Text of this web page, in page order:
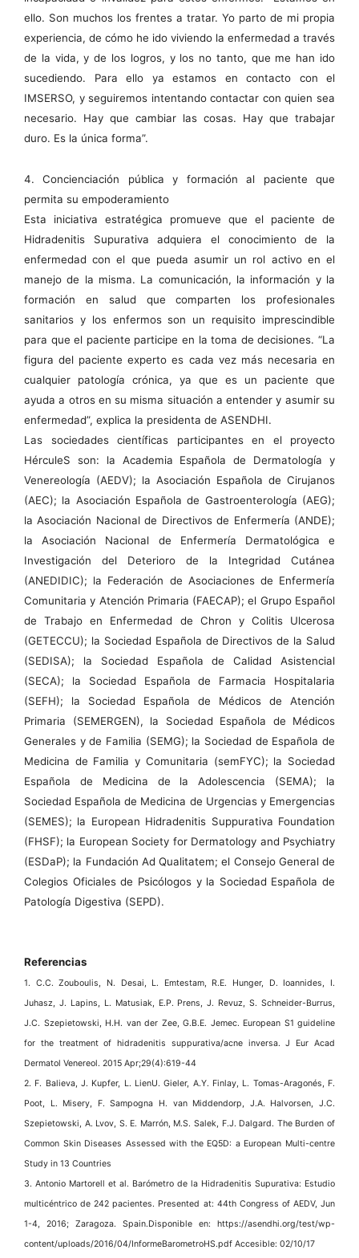
ello. Son muchos los frentes a tratar. Yo parto de mi propia
experiencia, de cómo he ido viviendo la enfermedad a través
de la vida, y de los logros, y los no tanto, que me han ido
sucediendo. Para ello ya estamos en contacto con el
IMSERSO, y seguiremos intentando contactar con quien sea
necesario. Hay que cambiar las cosas. Hay que trabajar
duro. Es la única forma”.
4. Concienciación pública y formación al paciente que
permita su empoderamiento
Esta iniciativa estratégica promueve que el paciente de
Hidradenitis Supurativa adquiera el conocimiento de la
enfermedad con el que pueda asumir un rol activo en el
manejo de la misma. La comunicación, la información y la
formación en salud que comparten los profesionales
sanitarios y los enfermos son un requisito imprescindible
para que el paciente participe en la toma de decisiones. “La
figura del paciente experto es cada vez más necesaria en
cualquier patología crónica, ya que es un paciente que
ayuda a otros en su misma situación a entender y asumir su
enfermedad”, explica la presidenta de ASENDHI.
Las sociedades científicas participantes en el proyecto
HérculeS son: la Academia Española de Dermatología y
Venereología (AEDV); la Asociación Española de Cirujanos
(AEC); la Asociación Española de Gastroenterología (AEG);
la Asociación Nacional de Directivos de Enfermería (ANDE);
la Asociación Nacional de Enfermería Dermatológica e
Investigación del Deterioro de la Integridad Cutánea
(ANEDIDIC); la Federación de Asociaciones de Enfermería
Comunitaria y Atención Primaria (FAECAP); el Grupo Español
de Trabajo en Enfermedad de Chron y Colitis Ulcerosa
(GETECCU); la Sociedad Española de Directivos de la Salud
(SEDISA); la Sociedad Española de Calidad Asistencial
(SECA); la Sociedad Española de Farmacia Hospitalaria
(SEFH); la Sociedad Española de Médicos de Atención
Primaria (SEMERGEN), la Sociedad Española de Médicos
Generales y de Familia (SEMG); la Sociedad de Española de
Medicina de Familia y Comunitaria (semFYC); la Sociedad
Española de Medicina de la Adolescencia (SEMA); la
Sociedad Española de Medicina de Urgencias y Emergencias
(SEMES); la European Hidradenitis Suppurativa Foundation
(FHSF); la European Society for Dermatology and Psychiatry
(ESDaP); la Fundación Ad Qualitatem; el Consejo General de
Colegios Oficiales de Psicólogos y la Sociedad Española de
Patología Digestiva (SEPD).
Referencias
1. C.C. Zouboulis, N. Desai, L. Emtestam, R.E. Hunger, D. Ioannides, I.
Juhasz, J. Lapins, L. Matusiak, E.P. Prens, J. Revuz, S. Schneider-Burrus,
J.C. Szepietowski, H.H. van der Zee, G.B.E. Jemec. European S1 guideline
for the treatment of hidradenitis suppurativa/acne inversa. J Eur Acad
Dermatol Venereol. 2015 Apr;29(4):619-44
2. F. Balieva, J. Kupfer, L. LienU. Gieler, A.Y. Finlay, L. Tomas-Aragonés, F.
Poot, L. Misery, F. Sampogna H. van Middendorp, J.A. Halvorsen, J.C.
Szepietowski, A. Lvov, S. E. Marrón, M.S. Salek, F.J. Dalgard. The Burden of
Common Skin Diseases Assessed with the EQ5D: a European Multi-centre
Study in 13 Countries
3. Antonio Martorell et al. Barómetro de la Hidradenitis Supurativa: Estudio
multicéntrico de 242 pacientes. Presented at: 44th Congress of AEDV, Jun
1-4, 2016; Zaragoza. Spain.Disponible en: https://asendhi.org/test/wp-
content/uploads/2016/04/InformeBarometroHS.pdf Accesible: 02/10/17